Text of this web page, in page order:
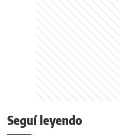
Seguí leyendo